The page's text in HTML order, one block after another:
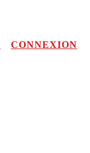
CONNEXION